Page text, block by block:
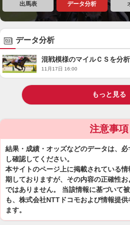
出馬表 データ分析
データ分析
混戦模様のマイルＣＳを分析
11月17日 16:00
もっと見る
注意事項
結果・成績・オッズなどのデータは、
し確認してください。
本サイトのページ上に掲載されている
期しておりますが、その内容の正確性
ではありません。 当該情報に基づいて
も、株式会社NTTドコモおよび情報提
ます。